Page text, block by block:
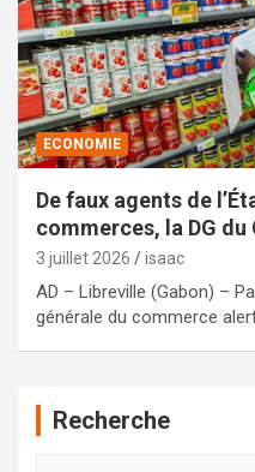
ECONOMIE
De faux agents de
commerces, la DG
3 juillet 2026 isaac
AD – Libreville (Gabon) –
générale du commerce
Recherche